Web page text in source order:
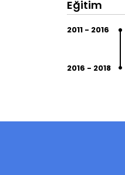
Eğitim
2011 - 2016
2016 - 2018